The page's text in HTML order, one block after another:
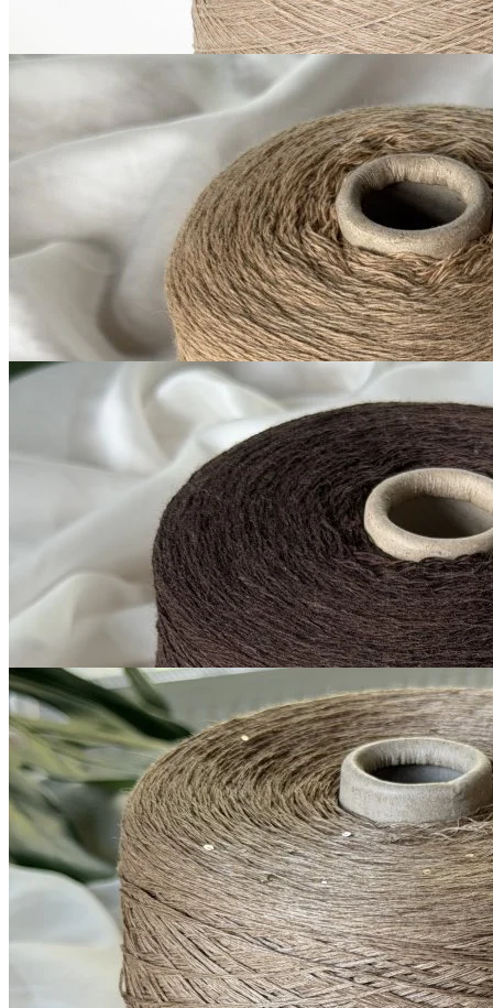
Также рекомендуем посмотреть
G&G Filati
Millefili
кашемир 30%, меринос экстрафайн
суперджилонг 70%
750 м/100 гкорица
1 050₽
за 100 г
Купить
В наличии 5280
G&G Filati
Millefili
кашемир 30%, меринос экстрафайн
суперджилонг 70%
750 м/100 гбистр, тёмно-коричневый
1 050₽
за 100 г
Купить
В наличии 5975
гр
G&G Filati
Silk Linen
шёлк 30%, лён 70%, пайетки
420 м/100 гсветлый бледно-
коричневый
1 300₽
за 100 г
Купить
Показать еще
Filato Italiano